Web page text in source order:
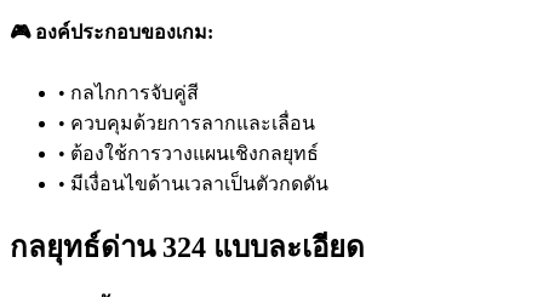
🎮 องค์ประกอบของเกม:
• กลไกการจับคู่สี
• ควบคุมด้วยการลากและเลื่อน
• ต้องใช้การวางแผนเชิงกลยุทธ์
• มีเงื่อนไขด้านเวลาเป็นตัวกดดัน
กลยุทธ์ด่าน 324 แบบละเอียด